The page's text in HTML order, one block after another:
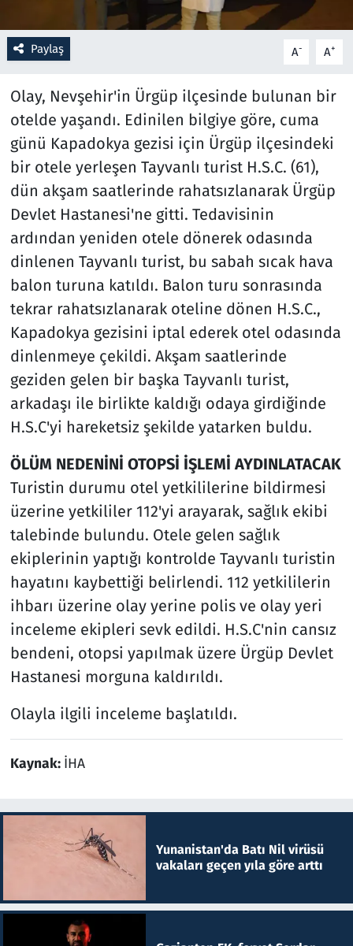
Paylaş A- A+
Olay, Nevşehir'in Ürgüp ilçesinde bulunan bir
otelde yaşandı. Edinilen bilgiye göre, cuma
günü Kapadokya gezisi için Ürgüp ilçesindeki
bir otele yerleşen Tayvanlı turist H.S.C. (61),
dün akşam saatlerinde rahatsızlanarak Ürgüp
Devlet Hastanesi'ne gitti. Tedavisinin
ardından yeniden otele dönerek odasında
dinlenen Tayvanlı turist, bu sabah sıcak hava
balon turuna katıldı. Balon turu sonrasında
tekrar rahatsızlanarak oteline dönen H.S.C.,
Kapadokya gezisini iptal ederek otel odasında
dinlenmeye çekildi. Akşam saatlerinde
geziden gelen bir başka Tayvanlı turist,
arkadaşı ile birlikte kaldığı odaya girdiğinde
H.S.C'yi hareketsiz şekilde yatarken buldu.
ÖLÜM NEDENİNİ OTOPSİ İŞLEMİ AYDINLATACAK
Turistin durumu otel yetkililerine bildirmesi
üzerine yetkililer 112'yi arayarak, sağlık ekibi
talebinde bulundu. Otele gelen sağlık
ekiplerinin yaptığı kontrolde Tayvanlı turistin
hayatını kaybettiği belirlendi. 112 yetkililerin
ihbarı üzerine olay yerine polis ve olay yeri
inceleme ekipleri sevk edildi. H.S.C'nin cansız
bendeni, otopsi yapılmak üzere Ürgüp Devlet
Hastanesi morguna kaldırıldı.
Olayla ilgili inceleme başlatıldı.
Kaynak: İHA
Yunanistan'da Batı Nil virüsü
vakaları geçen yıla göre arttı
Savunma Sanayi
Spor
Teknoloji ve Bilim
Televizyon